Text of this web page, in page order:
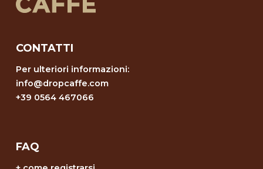
CONTATTI
Per ulteriori informazioni:
info@dropcaffe.com
+39 0564 467066
FAQ